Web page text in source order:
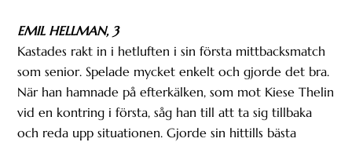
EMIL HELLMAN, 3
Kastades rakt in i hetluften i sin första mittbacksmatch
som senior. Spelade mycket enkelt och gjorde det bra.
När han hamnade på efterkälken, som mot Kiese Thelin
vid en kontring i första, såg han till att ta sig tillbaka
och reda upp situationen. Gjorde sin hittills bästa